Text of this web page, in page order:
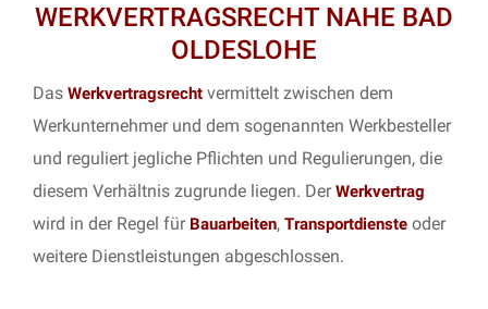
WERKVERTRAGSRECHT NAHE BAD
OLDESLOHE
Das Werkvertragsrecht vermittelt zwischen dem
Werkunternehmer und dem sogenannten Werkbesteller
und reguliert jegliche Pflichten und Regulierungen, die
diesem Verhältnis zugrunde liegen. DerWerkvertrag
wird in der Regel für Bauarbeiten, Transportdienste oder
weitere Dienstleistungen abgeschlossen.